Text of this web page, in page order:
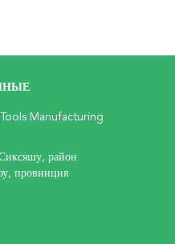
Manufacturing
район
провинция